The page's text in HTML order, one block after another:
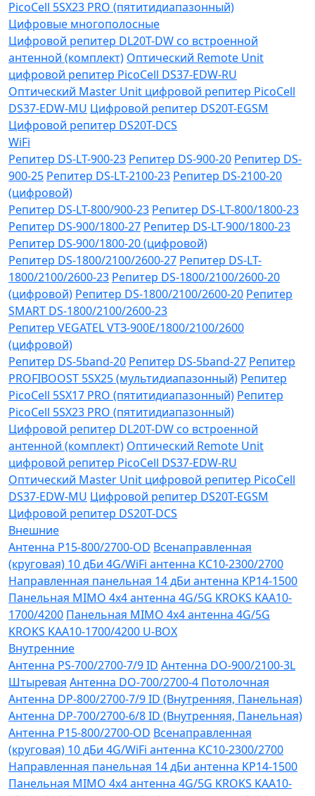
PicoCell 5SX23 PRO (пятитидиапазонный)
Цифровые многополосные
Цифровой репитер DL20T-DW со встроенной
антенной (комплект) Оптический Remote Unit
цифровой репитер PicoCell DS37-EDW-RU
Оптический Master Unit цифровой репитер PicoCell
DS37-EDW-MU Цифровой репитер DS20T-EGSM
Цифровой репитер DS20T-DCS
WiFi
Репитер DS-LT-900-23 Репитер DS-900-20 Репитер DS-
900-25 Репитер DS-LT-2100-23 Репитер DS-2100-20
(цифровой)
Репитер DS-LT-800/900-23 Репитер DS-LT-800/1800-23
Репитер DS-900/1800-27 Репитер DS-LT-900/1800-23
Репитер DS-900/1800-20 (цифровой)
Репитер DS-1800/2100/2600-27 Репитер DS-LT-
1800/2100/2600-23 Репитер DS-1800/2100/2600-20
(цифровой) Репитер DS-1800/2100/2600-20 Репитер
SMART DS-1800/2100/2600-23
Репитер VЕGATEL VТЗ-900Е/1800/2100/2600
(цифровой)
Репитер DS-5band-20 Репитер DS-5band-27 Репитер
PROFIBOOST 5SX25 (мультидиапазонный) Репитер
PicoCell 5SX17 PRO (пятитидиапазонный) Репитер
PicoCell 5SX23 PRO (пятитидиапазонный)
Цифровой репитер DL20T-DW со встроенной
антенной (комплект) Оптический Remote Unit
цифровой репитер PicoCell DS37-EDW-RU
Оптический Master Unit цифровой репитер PicoCell
DS37-EDW-MU Цифровой репитер DS20T-EGSM
Цифровой репитер DS20T-DCS
Внешние
Антенна P15-800/2700-OD Всенаправленная
(круговая) 10 дБи 4G/WiFi антенна KC10-2300/2700
Направленная панельная 14 дБи антенна KP14-1500
Панельная MIMO 4x4 антенна 4G/5G KROKS KAA10-
1700/4200 Панельная MIMO 4x4 антенна 4G/5G
KROKS KAA10-1700/4200 U-BOX
Внутренние
Антенна PS-700/2700-7/9 ID Антенна DO-900/2100-3L
Штыревая Антенна DO-700/2700-4 Потолочная
Антенна DP-800/2700-7/9 ID (Внутренняя, Панельная)
Антенна DP-700/2700-6/8 ID (Внутренняя, Панельная)
Антенна P15-800/2700-OD Всенаправленная
(круговая) 10 дБи 4G/WiFi антенна KC10-2300/2700
Направленная панельная 14 дБи антенна KP14-1500
Панельная MIMO 4x4 антенна 4G/5G KROKS KAA10-